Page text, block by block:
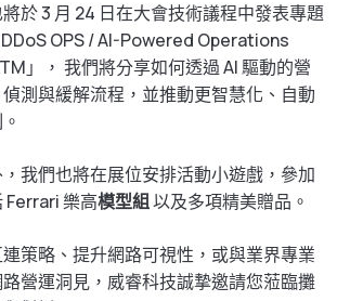
於 3 月 24 日在大會技術議程中發表專題
OPS / AI-Powered Operations
」， 我們將分享如何透過 AI 驅動的營
測與緩解流程，並推動更智慧化、自動
我們也將在展位安排活動小遊戲，參加
Ferrari 樂高模型組以及多項精美贈品。
策略、提升網路可視性，或與業界專業
營運洞見，威睿科技誠摯邀請您蒞臨攤